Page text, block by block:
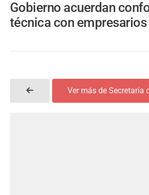
Gobierno acuerdan
técnica con empresarios
Ver más de Secretaría